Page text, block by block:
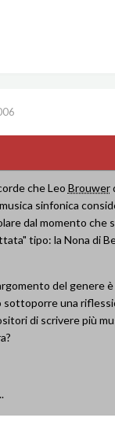
che Leo Brouwer
sinfonica
dal momento che
tipo: la Nona di
del genere
sottoporre una
di scrivere più